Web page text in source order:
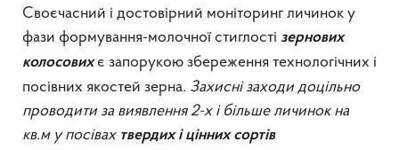
Своєчасний і достовірний моніторинг личинок у
фази формування-молочної стиглості зернових
колосовихє запорукою збереження технологічних і
посівних якостей зерна. Захисні заходи доцільно
проводити за виявлення 2-х і більше личинок на
кв.м у посівах твердих і цінних сортів